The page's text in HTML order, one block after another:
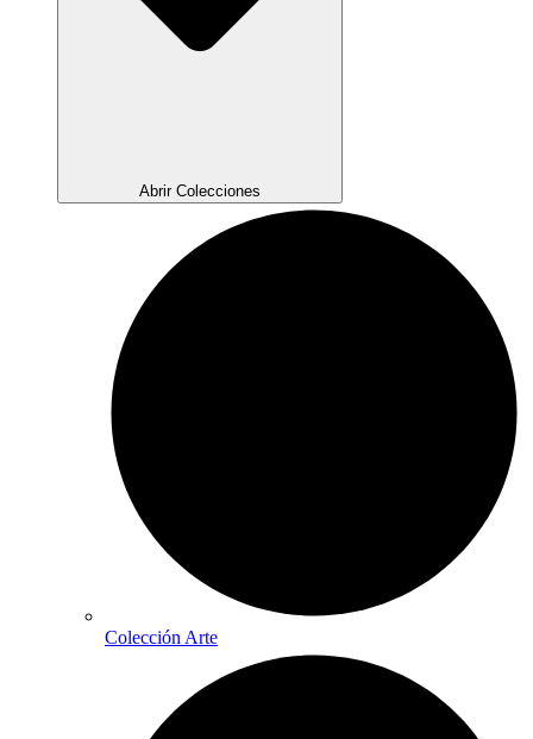
Abrir Colecciones
Colección Arte